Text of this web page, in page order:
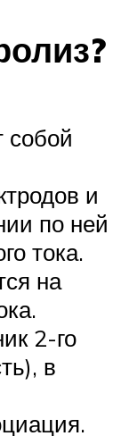
собой
и
по ней
тока.
на
2-го
в